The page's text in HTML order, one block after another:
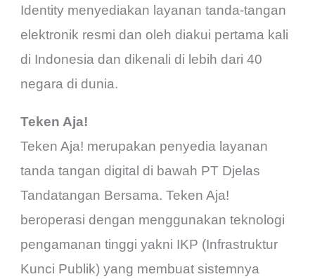
Identity menyediakan layanan tanda-tangan
elektronik resmi dan oleh diakui pertama kali
di Indonesia dan dikenali di lebih dari 40
negara di dunia.
Teken Aja!
Teken Aja! merupakan penyedia layanan
tanda tangan digital di bawah PT Djelas
Tandatangan Bersama. Teken Aja!
beroperasi dengan menggunakan teknologi
pengamanan tinggi yakni IKP (Infrastruktur
Kunci Publik) yang membuat sistemnya